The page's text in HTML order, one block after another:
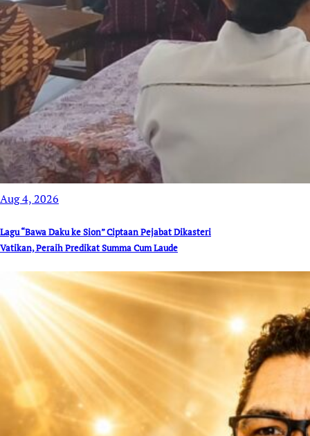
Aug 4, 2026
Lagu “Bawa Daku ke Sion” Ciptaan Pejabat Dikasteri
Vatikan, Peraih Predikat Summa Cum Laude